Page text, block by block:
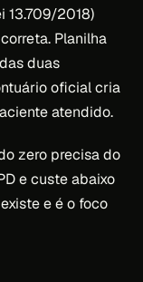
13.709/2018)
Planilha
duas
oficial cria
atendido.
zero precisa do
e custe abaixo
e é o foco